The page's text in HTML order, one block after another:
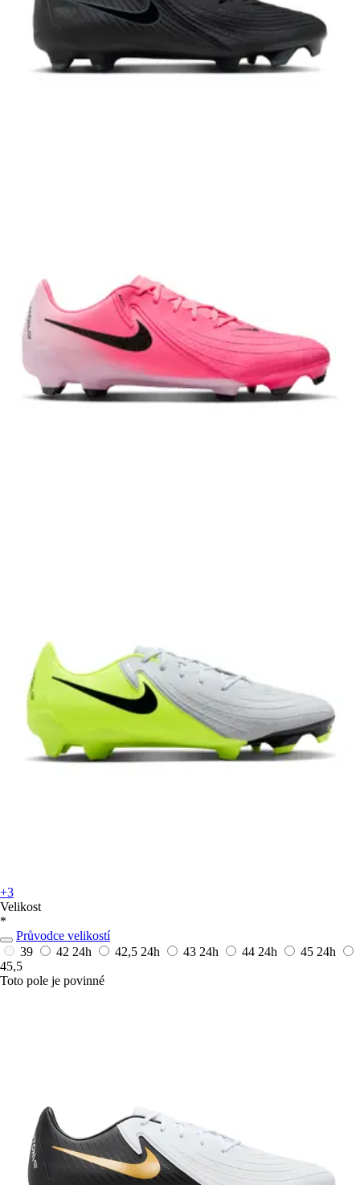
+3
Velikost
*
Průvodce velikostí
39
42 24h 42,5 24h 43 24h 44 24h 45 24h
45,5
Toto pole je povinné